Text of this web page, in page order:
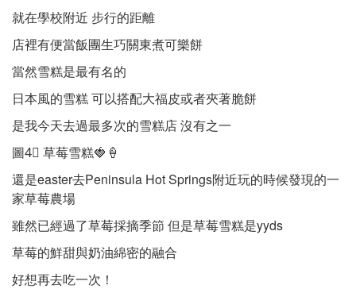
就在學校附近 步行的距離
店裡有便當飯團生巧關東煮可樂餅
當然雪糕是最有名的
日本風的雪糕 可以搭配大福皮或者夾著脆餅
是我今天去過最多次的雪糕店 沒有之一
圖4⃣️ 草莓雪糕🍓🍦
還是easter去Peninsula Hot Springs附近玩的時候發現的一
家草莓農場
雖然已經過了草莓採摘季節 但是草莓雪糕是yyds
草莓的鮮甜與奶油綿密的融合
好想再去吃一次！